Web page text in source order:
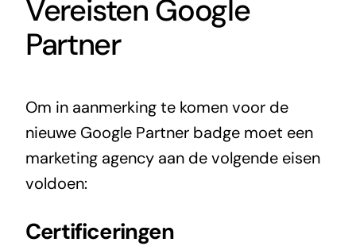
Vereisten Google
Partner
Om in aanmerking te komen voor de
nieuwe Google Partner badge moet een
marketing agency aan de volgende eisen
voldoen:
Certificeringen